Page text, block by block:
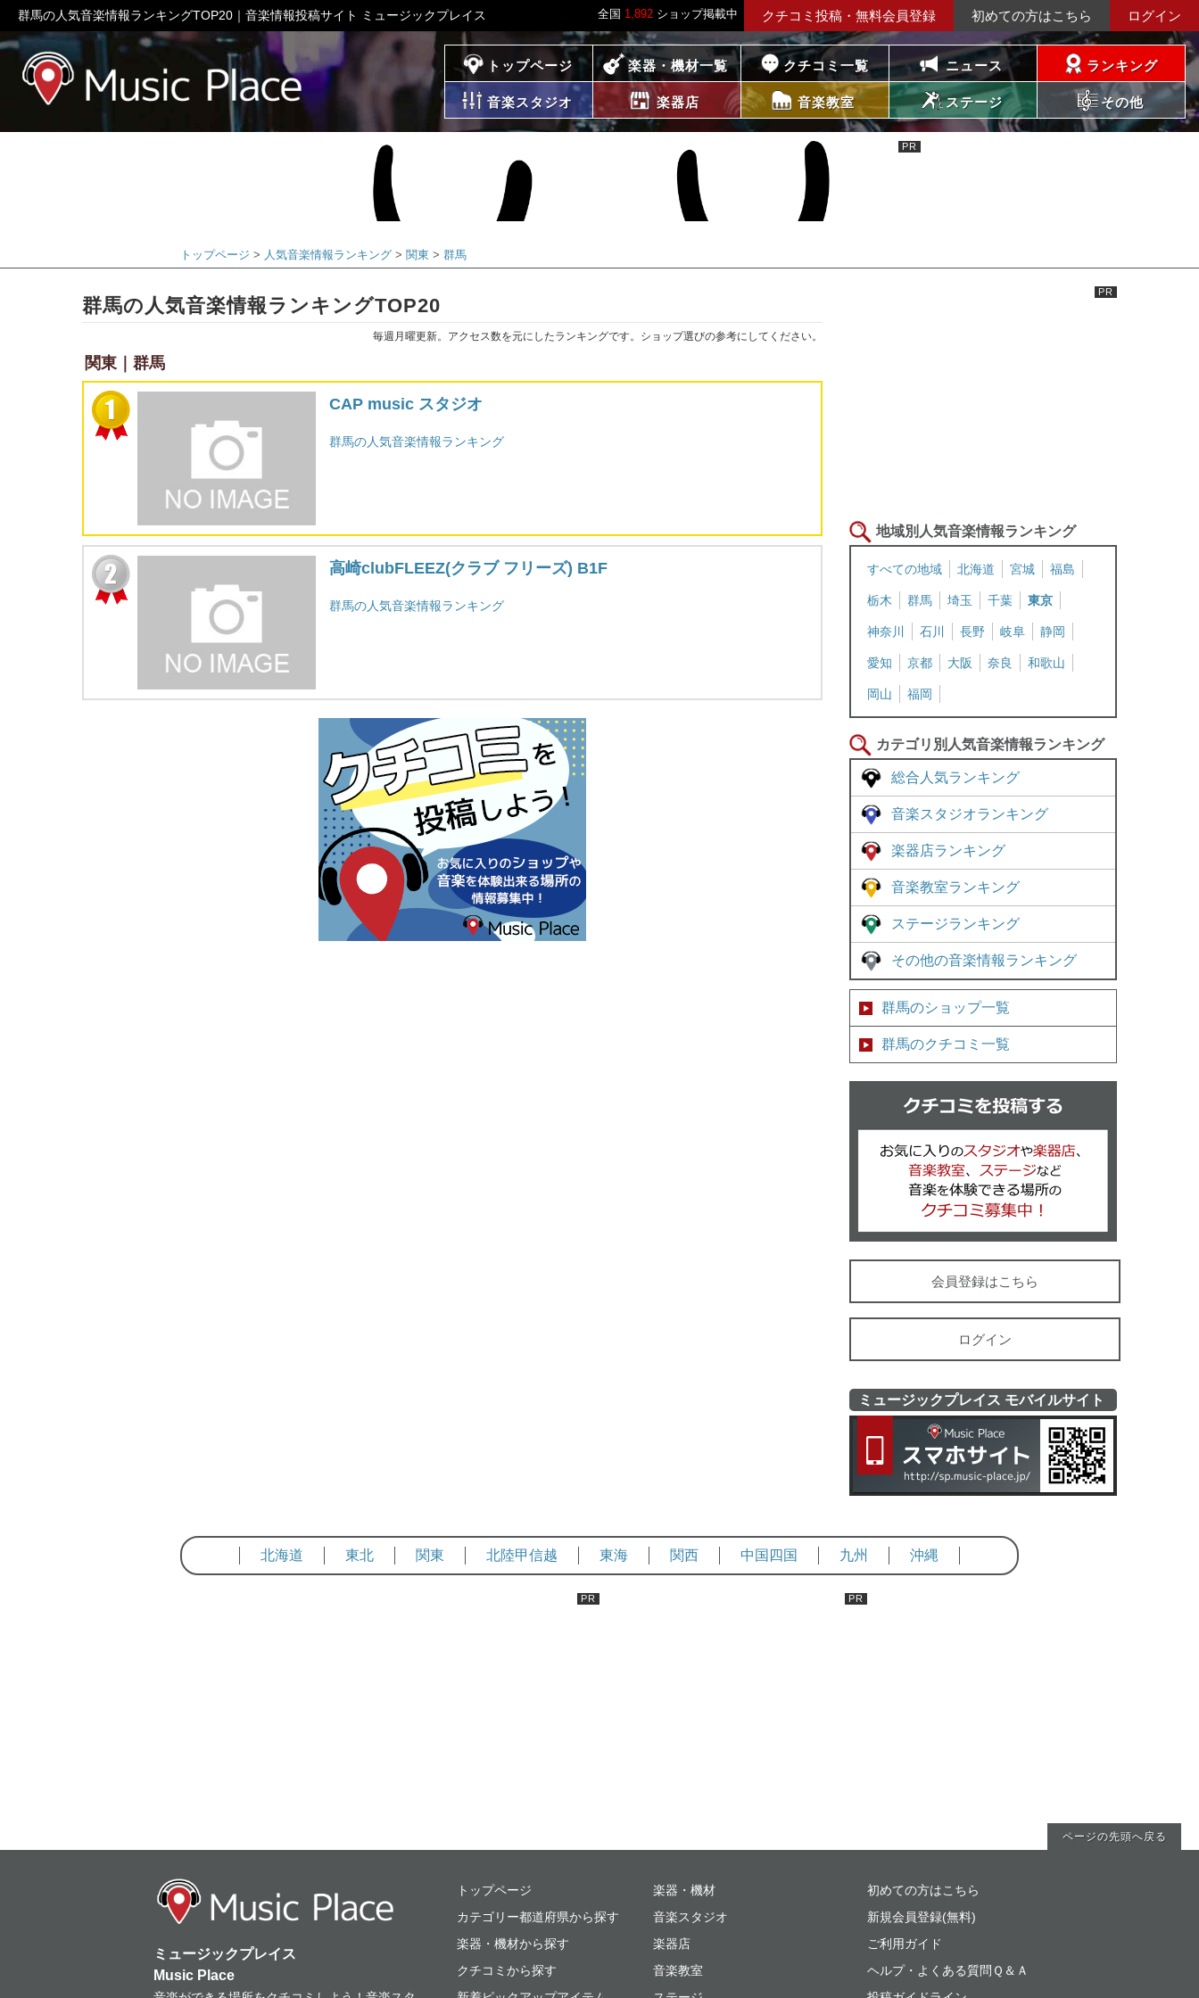
全国 1,892 ショップ掲載中 クチコミ投稿・無料会員登録 初めての方はこちら ログイン
群馬の人気音楽情報ランキングTOP20｜音楽情報投稿サイト ミュージックプレイス
ミュージックプレイス トップページ 楽器・機材一覧 クチコミ一覧 ニュース ランキング
音楽スタジオ 楽器店 音楽教室 ステージ その他
トップページ 人気音楽情報ランキング 関東 群馬
群馬の人気音楽情報ランキングTOP20
毎週月曜更新。アクセス数を元にしたランキングです。ショップ選びの参考にしてください。
関東｜群馬
CAP music スタジオ
群馬の人気音楽情報ランキング
高崎clubFLEEZ(クラブ フリーズ) B1F
群馬の人気音楽情報ランキング
地域別人気音楽情報ランキング
すべての地域 北海道 宮城 福島
栃木 群馬 埼玉 千葉 東京
神奈川 石川 長野 岐阜 静岡
愛知 京都 大阪 奈良 和歌山
岡山 福岡
カテゴリ別人気音楽情報ランキング
総合人気ランキング
音楽スタジオランキング
楽器店ランキング
音楽教室ランキング
ステージランキング
その他の音楽情報ランキング
群馬のショップ一覧
群馬のクチコミ一覧
会員登録はこちら
ログイン
ミュージックプレイス モバイルサイト
北海道 東北 関東 北陸甲信越 東海 関西 中国四国 九州 沖縄
ページの先頭へ戻る
ミュージックプレイス
ミュージックプレイス
Music Place
トップページ
カテゴリー都道府県から探す
楽器・機材から探す
クチコミから探す
楽器・機材
音楽スタジオ
楽器店
音楽教室
初めての方はこちら
新規会員登録(無料)
ご利用ガイド
ヘルプ・よくある質問Ｑ＆Ａ